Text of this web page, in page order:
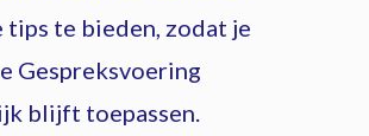
te bieden, zodat je
Gespreksvoering
blijft toepassen.